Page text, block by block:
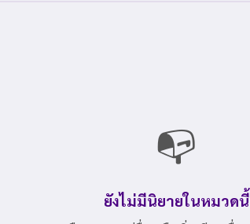
📭
ยังไม่มีนิยายในหมวดนี้